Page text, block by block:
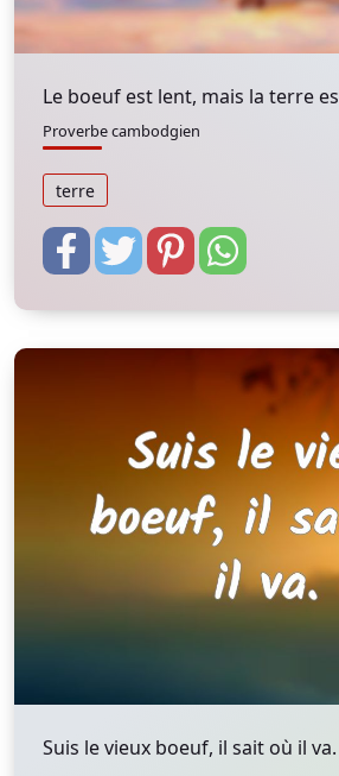
Le boeuf est lent, mais la terre
Proverbe cambodgien
terre
Suis le vieux boeuf, il sait où il va.